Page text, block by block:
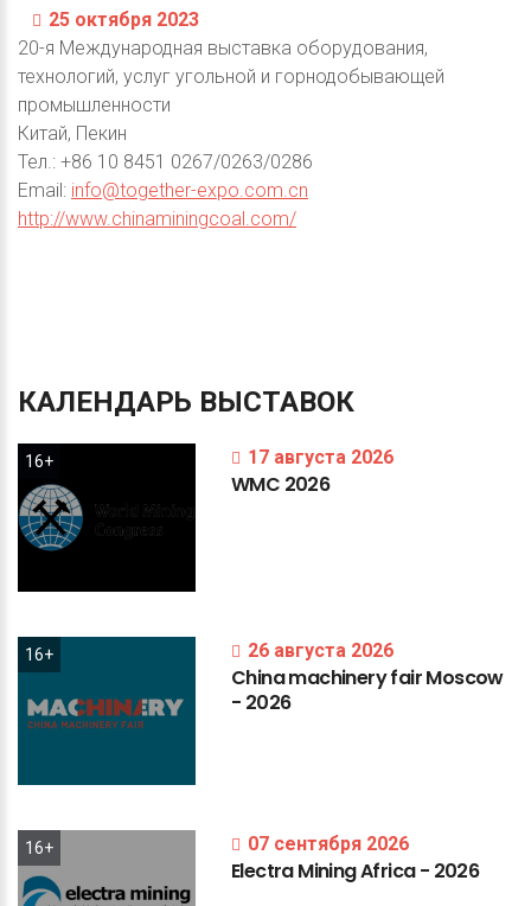
25 октября 2023
20-я Международная выставка оборудования,
технологий, услуг угольной и горнодобывающей
промышленности
Китай, Пекин
Тел.: +86 10 8451 0267/0263/0286
Email: info@together-expo.com.cn
http://www.chinaminingcoal.com/
КАЛЕНДАРЬ ВЫСТАВОК
16+ 17 августа 2026
WMC 2026
16+ 26 августа 2026
ChinamachineryfairMoscow
- 2026
16+ 07 сентября 2026
ElectraMiningAfrica- 2026